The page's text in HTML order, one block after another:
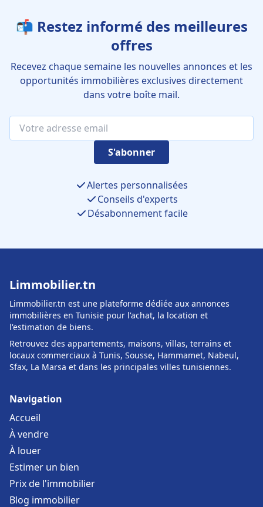
📬 Restez informé des meilleures
offres
Recevez chaque semaine les nouvelles annonces et les
opportunités immobilières exclusives directement
dans votre boîte mail.
S'abonner
Alertes personnalisées
Conseils d'experts
Désabonnement facile
Limmobilier.tn
Limmobilier.tn est une plateforme dédiée aux annonces
immobilières en Tunisie pour l'achat, la location et
l'estimation de biens.
Retrouvez des appartements, maisons, villas, terrains et
locaux commerciaux à Tunis, Sousse, Hammamet, Nabeul,
Sfax, La Marsa et dans les principales villes tunisiennes.
Navigation
Accueil
À vendre
À louer
Estimer un bien
Prix de l'immobilier
Blog immobilier